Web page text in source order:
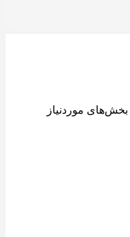
بخش‌های موردنیاز